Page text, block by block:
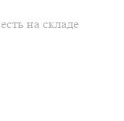
есть на складе